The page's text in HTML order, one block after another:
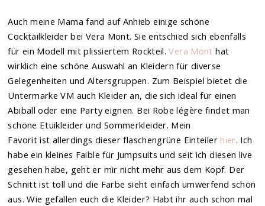
Auch meine Mama fand auf Anhieb einige schöne
Cocktailkleider bei Vera Mont. Sie entschied sich ebenfalls
für ein Modell mit plissiertem Rockteil.Vera Mont hat
wirklich eine schöne Auswahl an Kleidern für diverse
Gelegenheiten und Altersgruppen. Zum Beispiel bietet die
Untermarke VM auch Kleider an, die sich ideal für einen
Abiball oder eine Party eignen. Bei Robe légère findet man
schöne Etuikleider und Sommerkleider. Mein
Favorit ist allerdings dieser flaschengrüne Einteiler hier. Ich
habe ein kleines Faible für Jumpsuits und seit ich diesen live
gesehen habe, geht er mir nicht mehr aus dem Kopf. Der
Schnitt ist toll und die Farbe sieht einfach umwerfend schön
aus. Wie gefallen euch die Kleider? Habt ihr auch schon mal